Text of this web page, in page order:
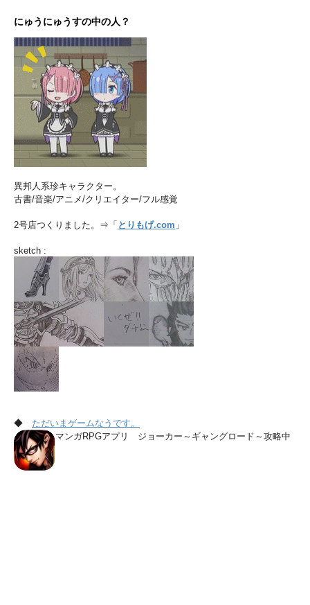
にゅうにゅうすの中の人？
異邦人系珍キャラクター。
古書/音楽/アニメ/クリエイター/フル感覚
2号店つくりました。⇒「 とりもげ.com 」
sketch :
◆ ただいまゲームなうです。
マンガRPGアプリ ジョーカー～ギャングロード～攻略中